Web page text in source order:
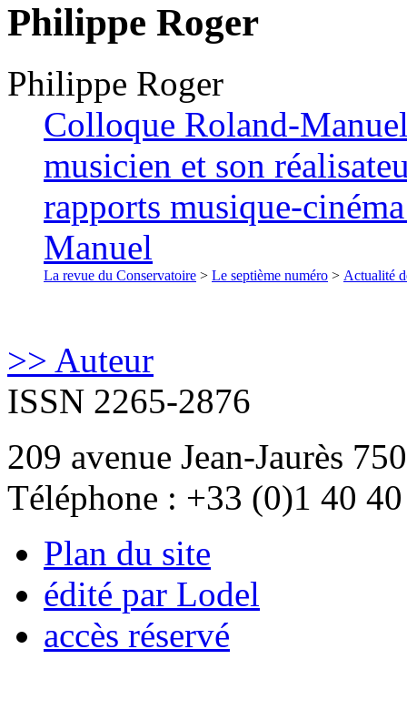
Philippe Roger
Philippe Roger
Colloque Roland-
musicien et son
rapports musique-
Manuel
La revue du Conservatoire > Le septième numéro > Actualité
>> Auteur
ISSN 2265-2876
209 avenue Jean-Jaurès
Téléphone : +33 (0)1 40
Plan du site
édité par Lodel
accès réservé